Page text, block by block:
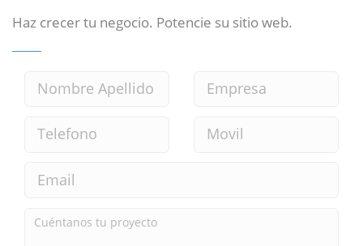
Haz crecer tu negocio. Potencie su sitio web.